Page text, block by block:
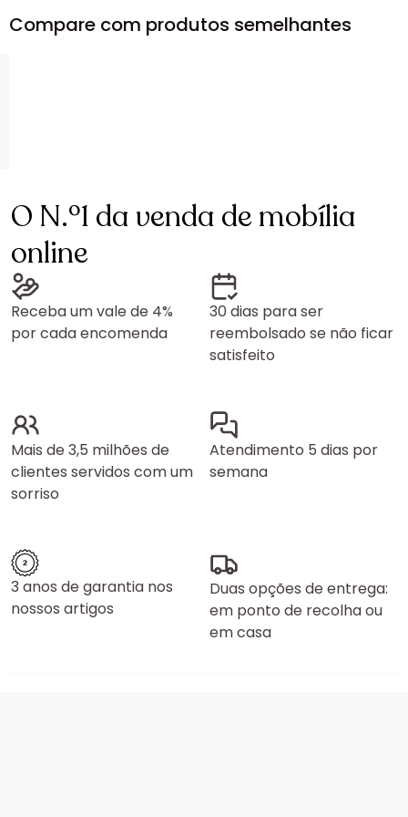
Compare com produtos semelhantes
O N.º1 da venda de mobília
online
Receba um vale de 4%
por cada encomenda
30 dias para ser
reembolsado se não ficar
satisfeito
Mais de 3,5 milhões de
clientes servidos com um
sorriso
Atendimento 5 dias por
semana
3 anos de garantia nos
nossos artigos
Duas opções de entrega:
em ponto de recolha ou
em casa